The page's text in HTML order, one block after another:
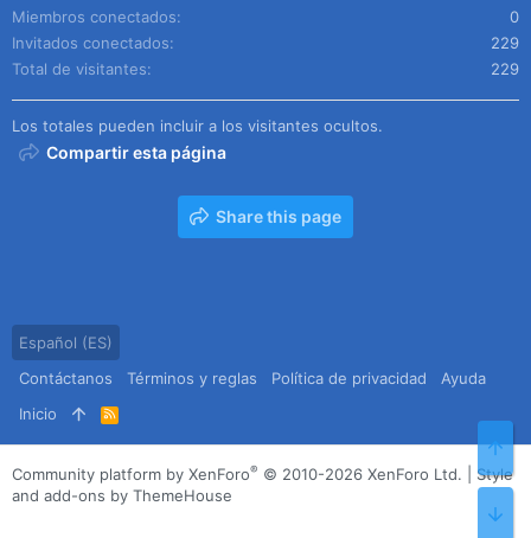
Miembros conectados
0
Invitados conectados
229
Total de visitantes
229
Los totales pueden incluir a los visitantes ocultos.
Compartir esta página
Share this page
Español (ES)
Contáctanos
Términos y reglas Política de privacidad
Ayuda
Inicio
R
S
S
Community platform by XenForo® © 2010-2026 XenForo Ltd.
Style
and add-ons by ThemeHouse